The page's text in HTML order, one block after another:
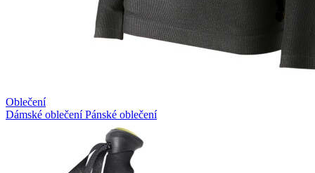
Oblečení
Dámské oblečeníPánské oblečení